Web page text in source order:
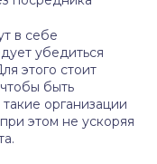
в себе
убедиться
этого стоит
быть
организации
этом не ускоряя